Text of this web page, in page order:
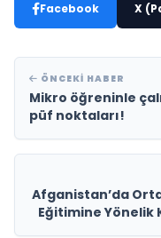
Facebook X
ÖNCEKI HABER
Mikro öğreninle
püf noktaları!
Afganistan’da
Eğitimine Yönelik